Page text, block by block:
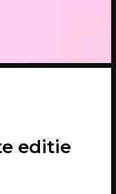
canvas
op
editie